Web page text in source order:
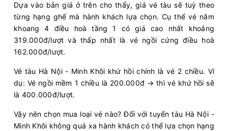
Dựa vào bản giá ở trên cho thấy, giá vé tàu sẽ tuỳ theo
từng hạng ghế mà hành khách lựa chọn. Cụ thể vé nằm
khoang 4 điều hoà tầng 1 có giá cao nhất khoảng
319.000đ/lượt và thấp nhất là vé ngồi cứng điều hoà
162.000đ/lượt.
Vé tàu Hà Nội - Minh Khôi khứ hồi chính là vé 2 chiều. Ví
dụ: Vé ngồi mềm 1 chiều là 200.000đ → thì vé khứ hồi sẽ
là 400.000đ/lượt.
Vậy nên chọn mua loại vé nào? Đối với tuyến tàu Hà Nội -
Minh Khôi không quá xa hành khách có thể lựa chọn hạng